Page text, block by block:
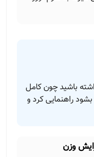
باشید چون کامل
راهنمایی کرد و
وزن